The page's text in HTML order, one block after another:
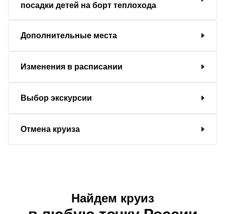
посадки детей на борт теплохода
Дополнительные места
Изменения в расписании
Выбор экскурсии
Отмена круиза
Найдем круиз